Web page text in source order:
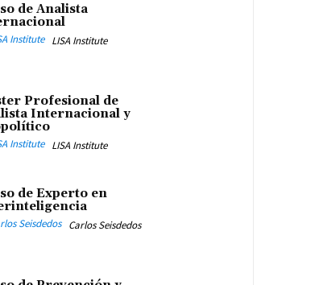
de Analista
LISA Institute
Profesional de
Internacional y
LISA Institute
de Experto en
Carlos Seisdedos